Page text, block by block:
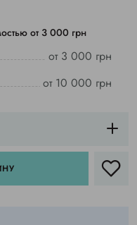
от 3 000 грн
от 3 000 грн
от 10 000 грн